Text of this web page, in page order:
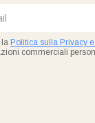
la Politica sulla Privacy
commerciali